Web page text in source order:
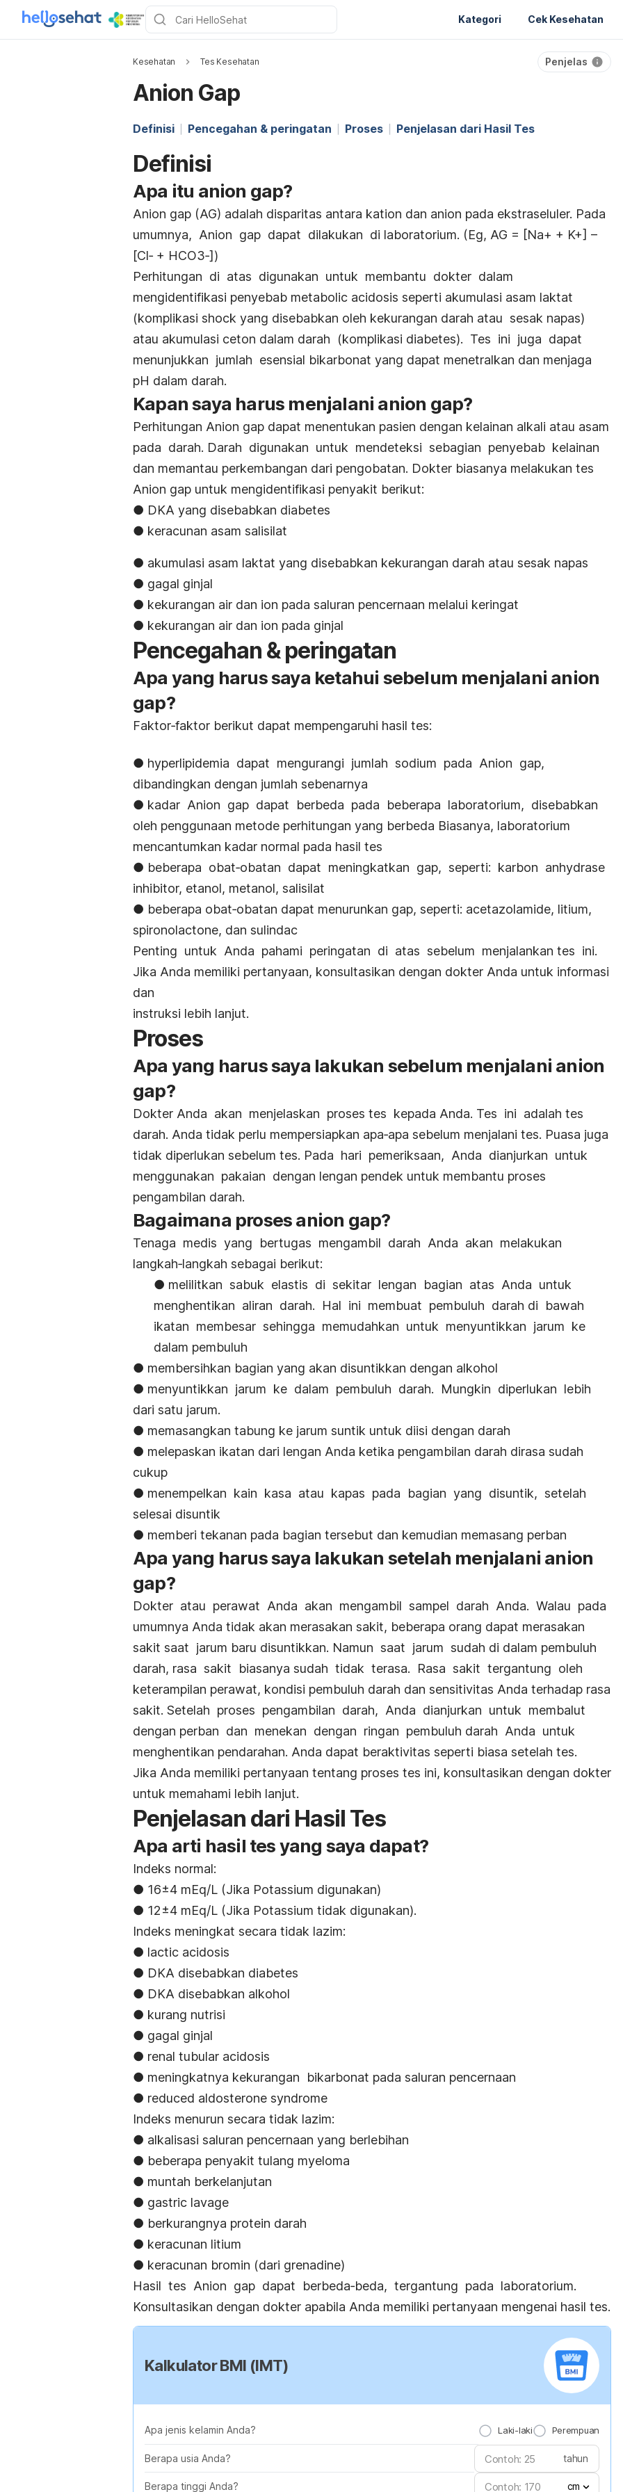
Kategori Cek Kesehatan
Kesehatan Tes Kesehatan Penjelas
Anion Gap
Definisi Pencegahan & peringatan Proses Penjelasan dari Hasil Tes
Definisi
Apa itu anion gap?
Anion gap (AG) adalah disparitas antara kation dan anion pada ekstraseluler. Pada
umumnya, Anion gap dapat dilakukan di laboratorium. (Eg, AG = [Na+ + K+] –
[Cl‐ + HCO3‐])
Perhitungan di atas digunakan untuk membantu dokter dalam
mengidentifikasi penyebab metabolic acidosis seperti akumulasi asam laktat
(komplikasi shock yang disebabkan oleh kekurangan darah atau sesak napas)
atau akumulasi ceton dalam darah (komplikasi diabetes). Tes ini juga dapat
menunjukkan jumlah esensial bikarbonat yang dapat menetralkan dan menjaga
pH dalam darah.
Kapan saya harus menjalani anion gap?
Perhitungan Anion gap dapat menentukan pasien dengan kelainan alkali atau asam
pada darah. Darah digunakan untuk mendeteksi sebagian penyebab kelainan
dan memantau perkembangan dari pengobatan. Dokter biasanya melakukan tes
Anion gap untuk mengidentifikasi penyakit berikut:
● DKA yang disebabkan diabetes
● keracunan asam salisilat
● akumulasi asam laktat yang disebabkan kekurangan darah atau sesak napas
● gagal ginjal
● kekurangan air dan ion pada saluran pencernaan melalui keringat
● kekurangan air dan ion pada ginjal
Pencegahan & peringatan
Apa yang harus saya ketahui sebelum menjalani anion
gap?
Faktor‐faktor berikut dapat mempengaruhi hasil tes:
● hyperlipidemia dapat mengurangi jumlah sodium pada Anion gap,
dibandingkan dengan jumlah sebenarnya
● kadar Anion gap dapat berbeda pada beberapa laboratorium, disebabkan
oleh penggunaan metode perhitungan yang berbeda Biasanya, laboratorium
mencantumkan kadar normal pada hasil tes
● beberapa obat‐obatan dapat meningkatkan gap, seperti: karbon anhydrase
inhibitor, etanol, metanol, salisilat
● beberapa obat‐obatan dapat menurunkan gap, seperti: acetazolamide, litium,
spironolactone, dan sulindac
Penting untuk Anda pahami peringatan di atas sebelum menjalankan tes ini.
Jika Anda memiliki pertanyaan, konsultasikan dengan dokter Anda untuk informasi
dan
instruksi lebih lanjut.
Proses
Apa yang harus saya lakukan sebelum menjalani anion
gap?
Dokter Anda akan menjelaskan proses tes kepada Anda. Tes ini adalah tes
darah. Anda tidak perlu mempersiapkan apa‐apa sebelum menjalani tes. Puasa juga
tidak diperlukan sebelum tes. Pada hari pemeriksaan, Anda dianjurkan untuk
menggunakan pakaian dengan lengan pendek untuk membantu proses
pengambilan darah.
Bagaimana proses anion gap?
Tenaga medis yang bertugas mengambil darah Anda akan melakukan
langkah‐langkah sebagai berikut:
● melilitkan sabuk elastis di sekitar lengan bagian atas Anda untuk
menghentikan aliran darah. Hal ini membuat pembuluh darah di bawah
ikatan membesar sehingga memudahkan untuk menyuntikkan jarum ke
dalam pembuluh
● membersihkan bagian yang akan disuntikkan dengan alkohol
● menyuntikkan jarum ke dalam pembuluh darah. Mungkin diperlukan lebih
dari satu jarum.
● memasangkan tabung ke jarum suntik untuk diisi dengan darah
● melepaskan ikatan dari lengan Anda ketika pengambilan darah dirasa sudah
cukup
● menempelkan kain kasa atau kapas pada bagian yang disuntik, setelah
selesai disuntik
● memberi tekanan pada bagian tersebut dan kemudian memasang perban
Apa yang harus saya lakukan setelah menjalani anion
gap?
Dokter atau perawat Anda akan mengambil sampel darah Anda. Walau pada
umumnya Anda tidak akan merasakan sakit, beberapa orang dapat merasakan
sakit saat jarum baru disuntikkan. Namun saat jarum sudah di dalam pembuluh
darah, rasa sakit biasanya sudah tidak terasa. Rasa sakit tergantung oleh
keterampilan perawat, kondisi pembuluh darah dan sensitivitas Anda terhadap rasa
sakit. Setelah proses pengambilan darah, Anda dianjurkan untuk membalut
dengan perban dan menekan dengan ringan pembuluh darah Anda untuk
menghentikan pendarahan. Anda dapat beraktivitas seperti biasa setelah tes.
Jika Anda memiliki pertanyaan tentang proses tes ini, konsultasikan dengan dokter
untuk memahami lebih lanjut.
Penjelasan dari Hasil Tes
Apa arti hasil tes yang saya dapat?
Indeks normal:
● 16±4 mEq/L (Jika Potassium digunakan)
● 12±4 mEq/L (Jika Potassium tidak digunakan).
Indeks meningkat secara tidak lazim:
● lactic acidosis
● DKA disebabkan diabetes
● DKA disebabkan alkohol
● kurang nutrisi
● gagal ginjal
● renal tubular acidosis
● meningkatnya kekurangan bikarbonat pada saluran pencernaan
● reduced aldosterone syndrome
Indeks menurun secara tidak lazim:
● alkalisasi saluran pencernaan yang berlebihan
● beberapa penyakit tulang myeloma
● muntah berkelanjutan
● gastric lavage
● berkurangnya protein darah
● keracunan litium
● keracunan bromin (dari grenadine)
Hasil tes Anion gap dapat berbeda‐beda, tergantung pada laboratorium.
Konsultasikan dengan dokter apabila Anda memiliki pertanyaan mengenai hasil tes.
Kalkulator BMI (IMT)
Apa jenis kelamin Anda? Laki-laki Perempuan
Berapa usia Anda? tahun
Berapa tinggi Anda? cm